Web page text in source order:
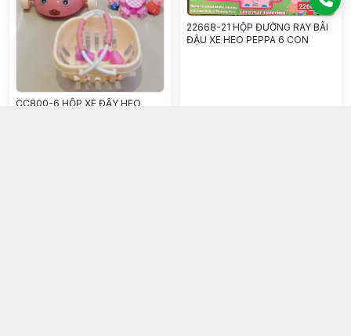
CC800-6 HỘP XE ĐẨY HEO
22668-21 HỘP ĐƯỜNG RAY BÃI
ĐẬU XE HEO PEPPA 6 CON